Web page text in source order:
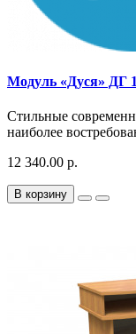
Модуль «Дуся» ДГ
Стильные
наиболее
12 340.00 р.
В корзину